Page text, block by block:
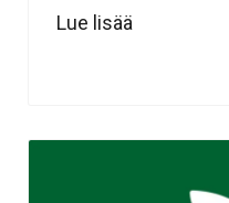
Lue lisää